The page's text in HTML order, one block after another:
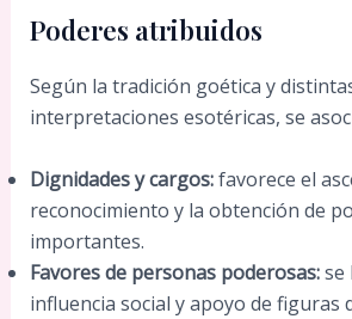
Poderes atribuidos
Según la tradición goética y
interpretaciones esotéricas, se
Dignidades y cargos:favorece el
reconocimiento y la obtención de
importantes.
Favores de personas poderosas:se
influencia social y apoyo de figuras